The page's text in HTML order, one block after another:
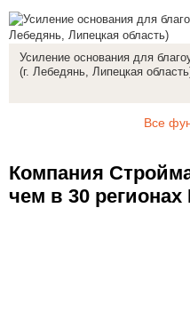
Усиление основания для
(г. Лебедянь, Липецкая
Все
Компания
чем в 30 регионах